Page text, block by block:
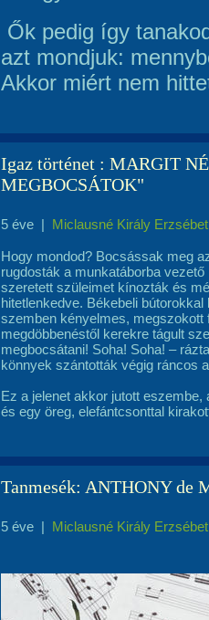
Ők pedig így
azt mondjuk:
Akkor miért nem
Igaz történet : MARGIT
MEGBOCSÁTOK"
5 éve | Miclausné Király Erzsébet
Hogy mondod? Bocsássak meg
rugdosták a munkatáborba
szeretett szüleimet kínozták és
hitetlenkedve. Békebeli
szemben kényelmes, megszokott
megdöbbenéstől kerekre tágult
megbocsátani! Soha! Soha! –
könnyek szántották végig ráncos
Ez a jelenet akkor jutott
és egy öreg, elefántcsonttal
Tanmesék: ANTHONY de
5 éve | Miclausné Király Erzsébet